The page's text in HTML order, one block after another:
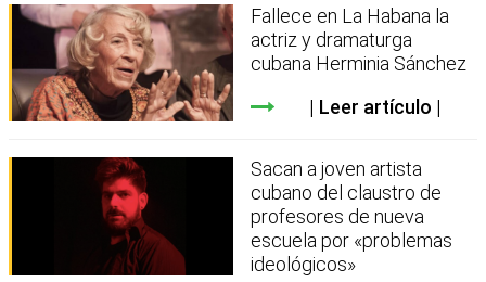
Fallece en La Habana la
actriz y dramaturga
cubana Herminia Sánchez
Leer artículo
Sacan a joven artista
cubano del claustro de
profesores de nueva
escuela por «problemas
ideológicos»